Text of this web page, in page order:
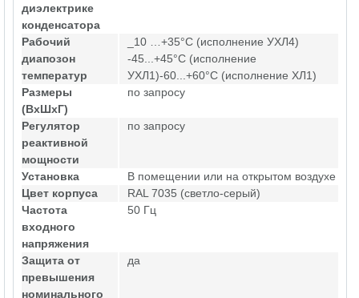
диэлектрике
конденсатора
Рабочий
диапозон
температур
_10 …+35°С (исполнение УХЛ4)
-45...+45°С (исполнение
УХЛ1)-60...+60°С (исполнение ХЛ1)
Размеры
(ВхШхГ)
по запросу
Регулятор
реактивной
мощности
по запросу
Установка
В помещении или на открытом воздухе
Цвет корпуса
RAL 7035 (светло-серый)
Частота
входного
напряжения
50 Гц
Защита от
превышения
номинального
да